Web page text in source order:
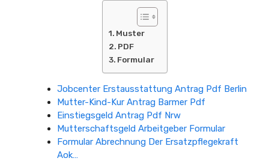
Muster
PDF
Formular
Jobcenter Erstausstattung Antrag Pdf Berlin
Mutter-Kind-Kur Antrag Barmer Pdf
Einstiegsgeld Antrag Pdf Nrw
Mutterschaftsgeld Arbeitgeber Formular
Formular Abrechnung Der Ersatzpflegekraft
Aok…